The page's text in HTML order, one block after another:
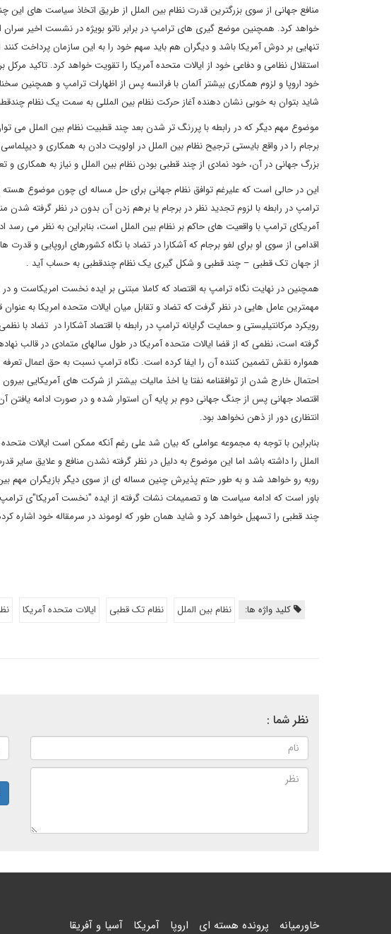
منافع جهانی از سوی بزرگترین قدرت نظام بین الملل از طریق اتخاذ سیاست های
خواهد کرد. همچنین موضع گیری های ترامپ در برابر ناتو بویژه در نشست اخیر سران
تنهایی بر دوش آمریکا باشد و دیگران هم باید سهم خود را به این سازمان پرداخت
استقلال نظامی و دفاعی خود از ایالات متحده آمریکا را تقویت خواهد کرد. تاکید
خود اروپا و لزوم همکاری بیشتر آلمان با فرانسه پس از اظهارات ترامپ و همچنین
شاید بتوان به خوبی نشان دهنده آغاز حرکت نظام بین المللی به سمت یک نظام
موضوع مهم دیگر که در رابطه با پررنگ تر شدن بعد چند قطبیت نظام بین الملل می
برجام را در واقع بایستی ترجیح نظام بین الملل در اولویت دادن به همکاری و
بزرگ جهانی در آن، خود نمادی از چند قطبی بودن نظام بین الملل و نیاز به
این در حالی است که علیرغم توافق نظام جهانی برای حل مساله ای چون موضوع هسته
ترامپ در رابطه با لزوم تجدید نظر در برجام یا برهم زدن آن بدون در نظر گرفته
آمریکای ترامپ با واقعیت های حاکم بر نظام بین الملل است، بنابراین به نظر می رسد
اقدامی از سوی او برای لغو برجام که آشکارا در تضاد با نگاه کشورهای اروپایی و قدرت
از جهان تک قطبی – چند قطبی و شکل گیری یک نظام چندقطبی به حساب آید .
همچنین در نهایت نگاه ترامپ به اقتصاد که کاملا مبتنی بر ایده نخست امریکاست و در
مهمترین عامل هایی در نظر گرفت که تضاد و تقابل میان ایالات متحده امریکا به
رویکرد مرکانتیلیستی و حمایت گرایانه ترامپ در رابطه با اقتصاد آشکارا در
گرفته است، نظمی که از قضا ایالات متحده آمریکا در طول سالهای متمادی در قالب
همواره نقش تضمین کننده آن را ایفا کرده است. نگاه ترامپ نسبت به حق اعمال
احتمال خارج شدن از توافقنامه نفتا یا اخذ مالیات بیشتر از شرکت های آمریکایی
اقتصاد جهانی پس از جنگ جهانی دوم بر پایه آن استوار شده و در صورت ادامه یافتن آن
انتظاری دور از ذهن نخواهد بود.
بنابراین با توجه به مجموعه عواملی که بیان شد علی رغم آنکه ممکن است ایالات
الملل را داشته باشد اما این موضوع به دلیل در نظر گرفته نشدن منافع و علایق
روبه رو خواهد شد و به طور حتم پذیرش چنین مساله ای از سوی دیگر بازیگران مهم
باور است که ادامه سیاست ها و تصمیمات نشات گرفته از ایده "نخست آمریکا"ی
چند قطبی را تسهیل خواهد کرد و شاید همان طور که لوموند در سرمقاله خود اشاره کرده است قرن 21 دیگر قرن
کلید واژه ها: نظام بین الملل نظام تک قطبی ایالات متحده آمریکا
نظر شما :
خاورمیانه پرونده هسته ای اروپا آمریکا آسیا و آفریقا